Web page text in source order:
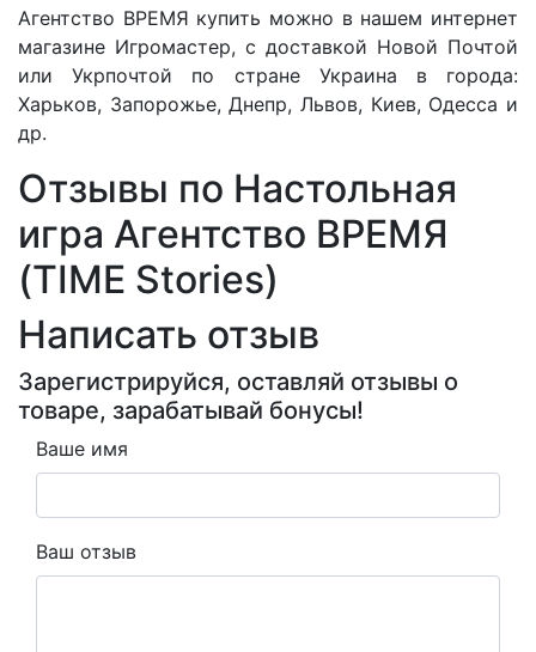
Агентство ВРЕМЯ купить можно в нашем интернет
магазине Игромастер, с доставкой Новой Почтой
или Укрпочтой по стране Украина в города:
Харьков, Запорожье, Днепр, Львов, Киев, Одесса и
др.
Отзывы по Настольная
игра Агентство ВРЕМЯ
(TIME Stories)
Написать отзыв
Зарегистрируйся, оставляй отзывы о
товаре, зарабатывай бонусы!
Ваше имя
Ваш отзыв